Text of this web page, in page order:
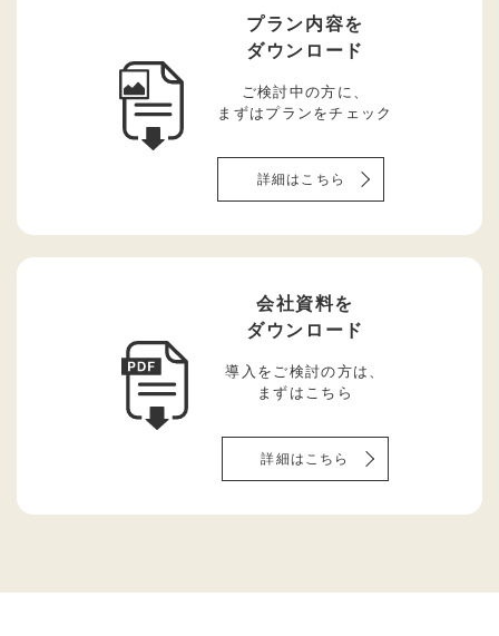
プラン内容を
ダウンロード
ご検討中の方に、
まずはプランをチェック
詳細はこちら
会社資料を
ダウンロード
導入をご検討の方は、
まずはこちら
詳細はこちら